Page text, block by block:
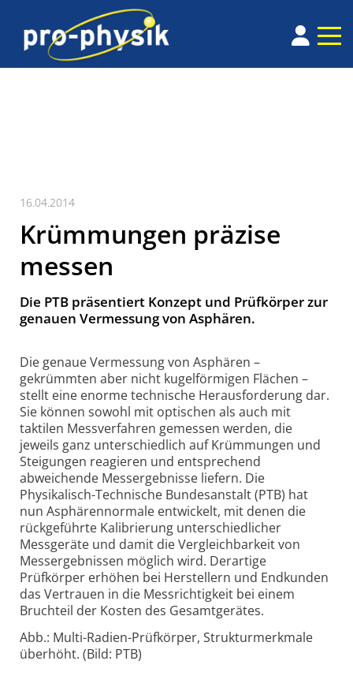
16.04.2014
Krümmungen präzise
messen
Die PTB präsentiert Konzept und Prüfkörper zur
genauen Vermessung von Asphären.
Die genaue Vermessung von Asphären –
gekrümmten aber nicht kugelförmigen Flächen –
stellt eine enorme technische Herausforderung dar.
Sie können sowohl mit optischen als auch mit
taktilen Messverfahren gemessen werden, die
jeweils ganz unterschiedlich auf Krümmungen und
Steigungen reagieren und entsprechend
abweichende Messergebnisse liefern. Die
Physikalisch-Technische Bundesanstalt (PTB) hat
nun Asphärennormale entwickelt, mit denen die
rückgeführte Kalibrierung unterschiedlicher
Messgeräte und damit die Vergleichbarkeit von
Messergebnissen möglich wird. Derartige
Prüfkörper erhöhen bei Herstellern und Endkunden
das Vertrauen in die Messrichtigkeit bei einem
Bruchteil der Kosten des Gesamtgerätes.
Abb.: Multi-Radien-Prüfkörper, Strukturmerkmale
überhöht. (Bild: PTB)